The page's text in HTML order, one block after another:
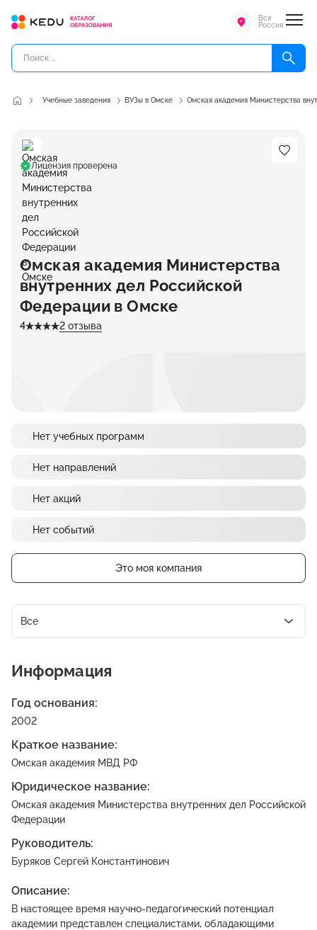
Вся
Россия
Учебные заведения ВУЗы в Омске Омская академия Министерства
Лицензия проверена
Омская академия Министерства
внутренних дел Российской
Федерации в Омске
4 2 отзыва
Нет учебных программ
Нет направлений
Нет акций
Нет событий
Это моя компания
Все
Информация
Год основания:
2002
Краткое название:
Омская академия МВД РФ
Юридическое название:
Омская академия Министерства внутренних дел Российской
Федерации
Руководитель:
Буряков Сергей Константинович
Описание:
В настоящее время научно-педагогический потенциал
академии представлен специалистами, обладающими